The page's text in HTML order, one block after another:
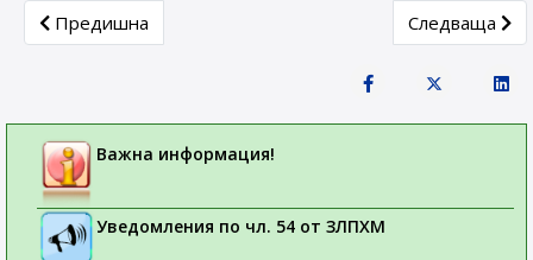
Previous article: Eвропейската агенция по лекарствата
Предишна Next article:
Следваща
Важна информация!
Уведомления по чл. 54 от ЗЛПХМ